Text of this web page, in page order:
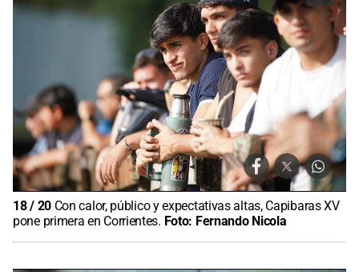
18/ 20 Con calor, público y expectativas altas, Capibaras XV
pone primera en Corrientes. Foto: Fernando Nicola